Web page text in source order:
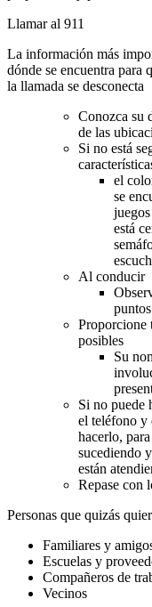
Llamar al 911
La información más
dónde se encuentra para
la llamada se desconecta
Conozca su
de las
Si no está
el
se
está
Al conducir
Proporcione
posibles
Su
Si no puede
el teléfono y
hacerlo,
sucediendo
están
Repase con
Personas que quizás
Familiares y
Escuelas y
Compañeros de
Vecinos